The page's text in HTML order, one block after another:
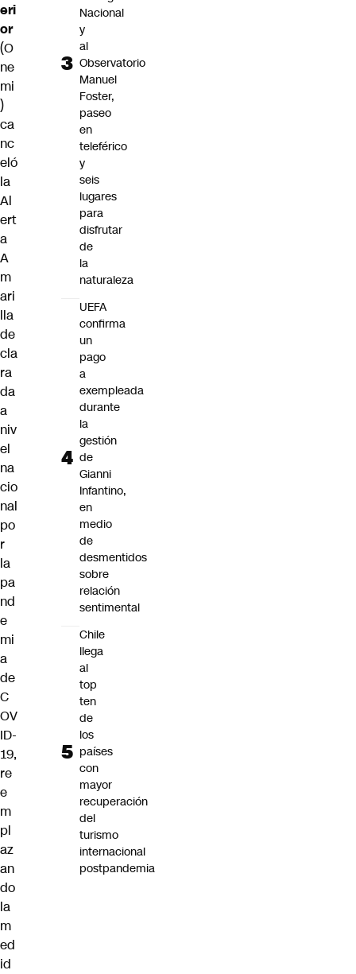
eri
or
(O
ne
mi
)
ca
nc
eló
la
Al
ert
a
A
m
ari
lla
de
cla
ra
da
a
niv
el
na
cio
nal
po
r
la
pa
nd
e
mi
a
de
C
OV
ID-
19,
re
e
m
pl
az
an
do
la
m
ed
id
Nacional
y
al
Observatorio
Manuel
Foster,
paseo
en
teleférico
y
seis
lugares
para
disfrutar
de
la
naturaleza
UEFA
confirma
un
pago
a
exempleada
durante
la
gestión
de
Gianni
Infantino,
en
medio
de
desmentidos
sobre
relación
sentimental
Chile
llega
al
top
ten
de
los
países
con
mayor
recuperación
del
turismo
internacional
postpandemia